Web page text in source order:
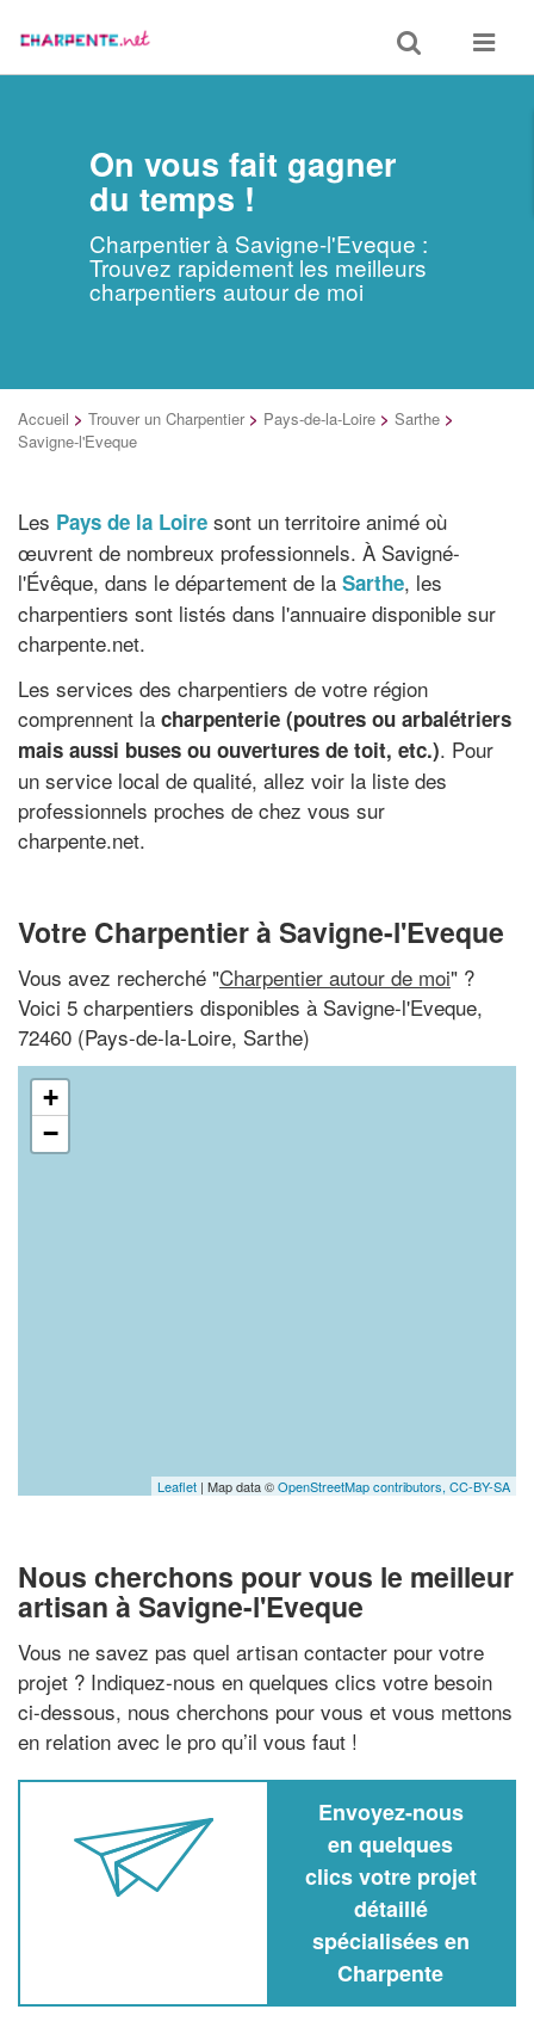
Toggle
search
Toggle
On vous fait gagner
du temps !
Charpentier à Savigne-l'Eveque :
Trouvez rapidement les meilleurs
charpentiers autour de moi
Accueil > Trouver un Charpentier > Pays-de-la-Loire > Sarthe >
Savigne-l'Eveque
Les Pays de la Loire sont un territoire animé où
œuvrent de nombreux professionnels. À Savigné-
l'Évêque, dans le département de la Sarthe, les
charpentiers sont listés dans l'annuaire disponible sur
charpente.net.
Les services des charpentiers de votre région
comprennent la charpenterie (poutres ou arbalétriers
mais aussi buses ou ouvertures de toit, etc.). Pour
un service local de qualité, allez voir la liste des
professionnels proches de chez vous sur
charpente.net.
Votre Charpentier à Savigne-l'Eveque
Vous avez recherché "Charpentier autour de moi" ?
Voici 5 charpentiers disponibles à Savigne-l'Eveque,
72460 (Pays-de-la-Loire, Sarthe)
+
−
Leaflet | Map data ©OpenStreetMap contributors, CC-BY-SA
Nous cherchons pour vous le meilleur
artisan à Savigne-l'Eveque
Vous ne savez pas quel artisan contacter pour votre
projet ? Indiquez-nous en quelques clics votre besoin
ci-dessous, nous cherchons pour vous et vous mettons
en relation avec le pro qu’il vous faut !
Envoyez-nous
en quelques
clics votre projet
détaillé
spécialisées en
Charpente